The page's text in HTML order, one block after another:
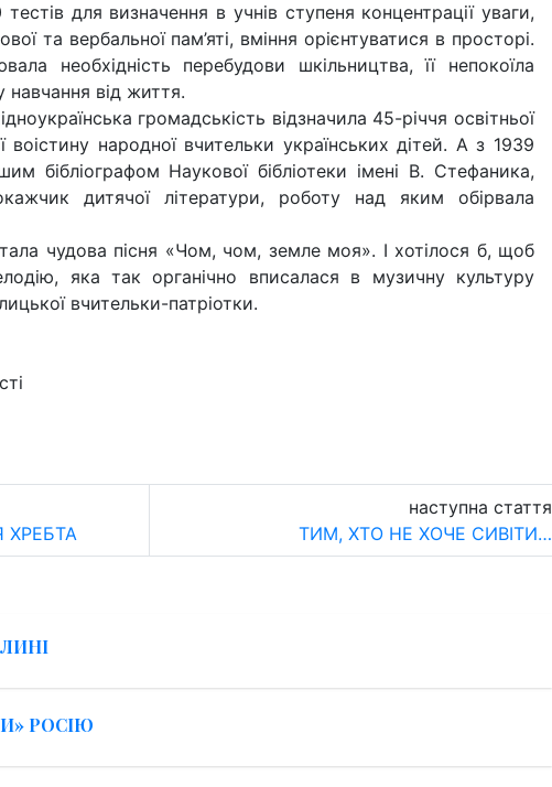
для визначення в учнів ступеня концентрації уваги,
та вербальної пам’яті, вміння орієнтуватися в просторі.
необхідність перебудови шкільництва, її непокоїла
навчання від життя.
громадськість відзначила 45-річчя освітньої
воістину народної вчительки українських дітей. А з 1939
бібліографом Наукової бібліотеки імені В. Стефаника,
дитячої літератури, роботу над яким обірвала
чудова пісня «Чом, чом, земле моя». І хотілося б, щоб
яка так органічно вписалася в музичну культуру
вчительки-патріотки.
ХРЕБТА
наступна стаття
ТИМ, ХТО НЕ ХОЧЕ СИВІТИ…
РОСІЮ